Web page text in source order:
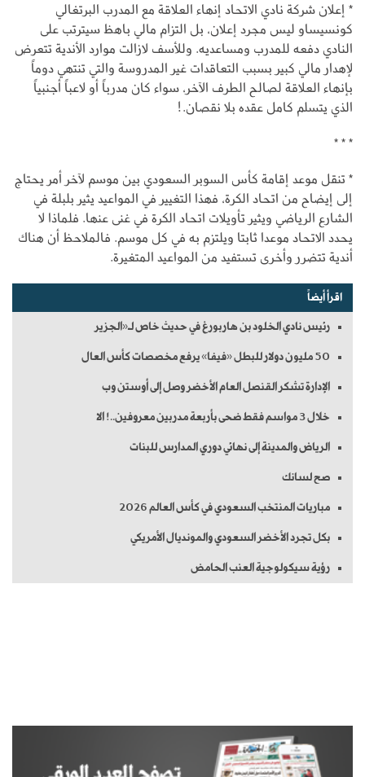
* إعلان شركة نادي الاتحاد إنهاء العلاقة مع المدرب البرتغالي
كونسيساو ليس مجرد إعلان، بل التزام مالي باهظ سيترتب على
النادي دفعه للمدرب ومساعديه. وللأسف لازالت موارد الأندية تتعرض
لإهدار مالي كبير بسبب التعاقدات غير المدروسة والتي تنتهي دوماً
بإنهاء العلاقة لصالح الطرف الآخر، سواء كان مدرباً أو لاعباً أجنبياً
الذي يتسلم كامل عقده بلا نقصان.!
* * *
* تنقل موعد إقامة كأس السوبر السعودي بين موسم لآخر أمر يحتاج
إلى إيضاح من اتحاد الكرة، فهذا التغيير في المواعيد يثير بلبلة في
الشارع الرياضي ويثير تأويلات اتحاد الكرة في غنى عنها. فلماذا لا
يحدد الاتحاد موعدا ثابتا ويلتزم به في كل موسم. فالملاحظ أن هناك
أندية تتضرر وأخرى تستفيد من المواعيد المتغيرة.
اقرأ أيضاً
رئيس نادي الخلود بن هاربورغ في حديث خاص لـ«الجزير
50 مليون دولار للبطل «فيفا» يرفع مخصصات كأس العال
الإدارة تشكر القنصل العام الأخضر وصل إلى أوستن وب
خلال 3 مواسم فقط ضحى بأربعة مدربين معروفين..! الا
الرياض والمدينة إلى نهائي دوري المدارس للبنات
صح لسانك
مباريات المنتخب السعودي في كأس العالم 2026
بكل تجرد الأخضر السعودي والمونديال الأمريكي
رؤية سيكولوجية العنب الحامض